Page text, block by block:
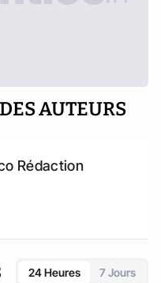
AUTEURS
Rédaction
24 Heures 7 Jours